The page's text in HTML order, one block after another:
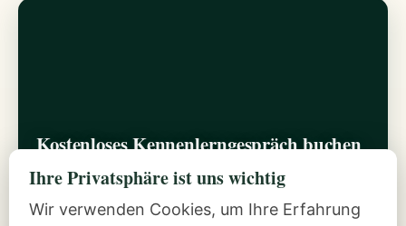
Kostenloses Kennenlerngespräch buchen
30 Minuten. Kostenlos. Ein offenes Gespräch mit
Ihre Privatsphäre ist uns wichtig
Wir verwenden Cookies, um Ihre Erfahrung